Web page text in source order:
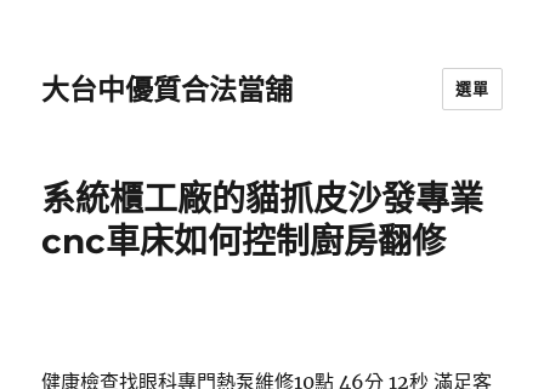
大台中優質合法當舖 選單
系統櫃工廠的貓抓皮沙發專業
cnc車床如何控制廚房翻修
健康檢查找眼科專門熱泵維修10點 46分 12秒 滿足客